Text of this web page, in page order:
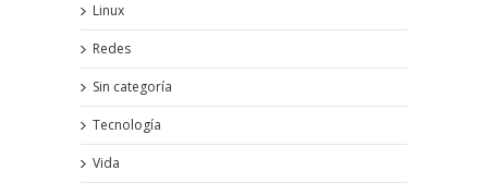
Linux
Redes
Sin categoría
Tecnología
Vida